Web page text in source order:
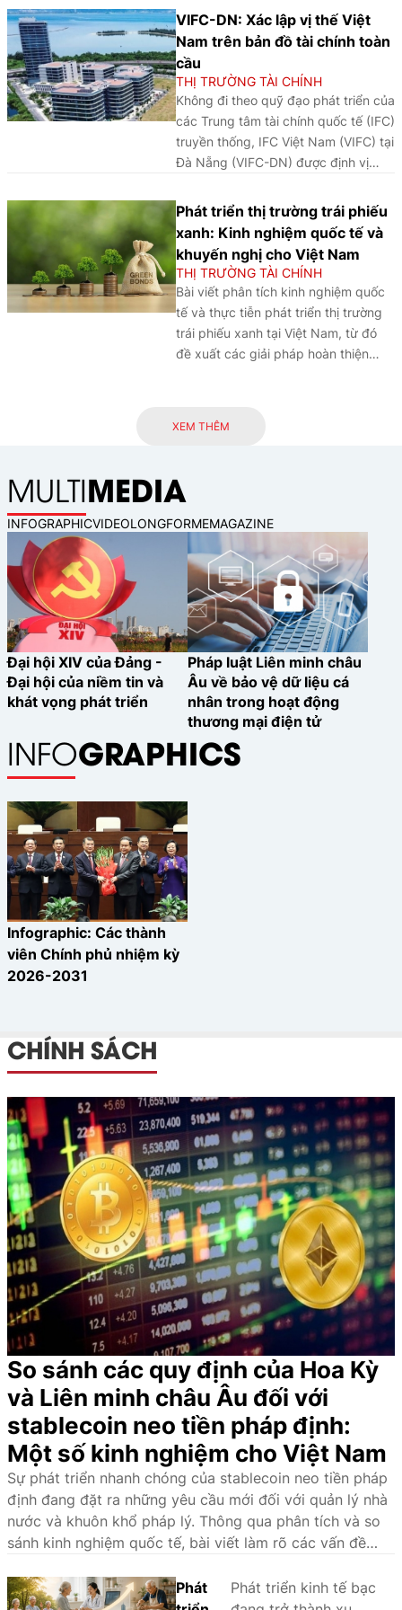
trưởng mới, được xem là hướng đi
chiến lược để Việt Nam nâng cao
năng lực cạnh tranh, thúc đẩy tăng
trưởng bền vững và từng bước
khẳng định vị thế trong hệ thống tài
chính quốc tế.
VIFC-DN: Xác lập vị thế Việt
Nam trên bản đồ tài chính toàn
cầu
THỊ TRƯỜNG TÀI CHÍNH
Không đi theo quỹ đạo phát triển của
các Trung tâm tài chính quốc tế (IFC)
truyền thống, IFC Việt Nam (VIFC) tại
Đà Nẵng (VIFC-DN) được định vị
nghiệm tài chính” hiện đại. Mô hình
này nhấn mạnh tính chuyên biệt, gắn
kết chặt chẽ với các trụ cột kinh tế
số và tài chính xanh, qua đó tạo
không gian thử nghiệm và triển khai
các sáng kiến tài chính mới. Với định
hướng này, Đà Nẵng được kỳ vọng
hình thành cực tăng trưởng mới, góp
Phát triển thị trường trái phiếu
xanh: Kinh nghiệm quốc tế và
khuyến nghị cho Việt Nam
THỊ TRƯỜNG TÀI CHÍNH
Bài viết phân tích kinh nghiệm quốc
tế và thực tiễn phát triển thị trường
trái phiếu xanh tại Việt Nam, từ đó
đề xuất các giải pháp hoàn thiện
XEM THÊM
MULTIMEDIA
INFOGRAPHICVIDEOLONGFORMEMAGAZINE
Đại hội XIV của Đảng -
Đại hội của niềm tin và
khát vọng phát triển
Pháp luật Liên minh châu
Âu về bảo vệ dữ liệu cá
nhân trong hoạt động
thương mại điện tử
INFOGRAPHICS
Infographic: Các thành
viên Chính phủ nhiệm kỳ
2026-2031
CHÍNH SÁCH
So sánh các quy định của Hoa Kỳ
và Liên minh châu Âu đối với
stablecoin neo tiền pháp định:
Một số kinh nghiệm cho Việt Nam
Sự phát triển nhanh chóng của stablecoin neo tiền pháp
định đang đặt ra những yêu cầu mới đối với quản lý nhà
nước và khuôn khổ pháp lý. Thông qua phân tích và so
sánh kinh nghiệm quốc tế, bài viết làm rõ các vấn đề
pháp luật về stablecoin tại Việt Nam.
Phát
Phát triển kinh tế bạc